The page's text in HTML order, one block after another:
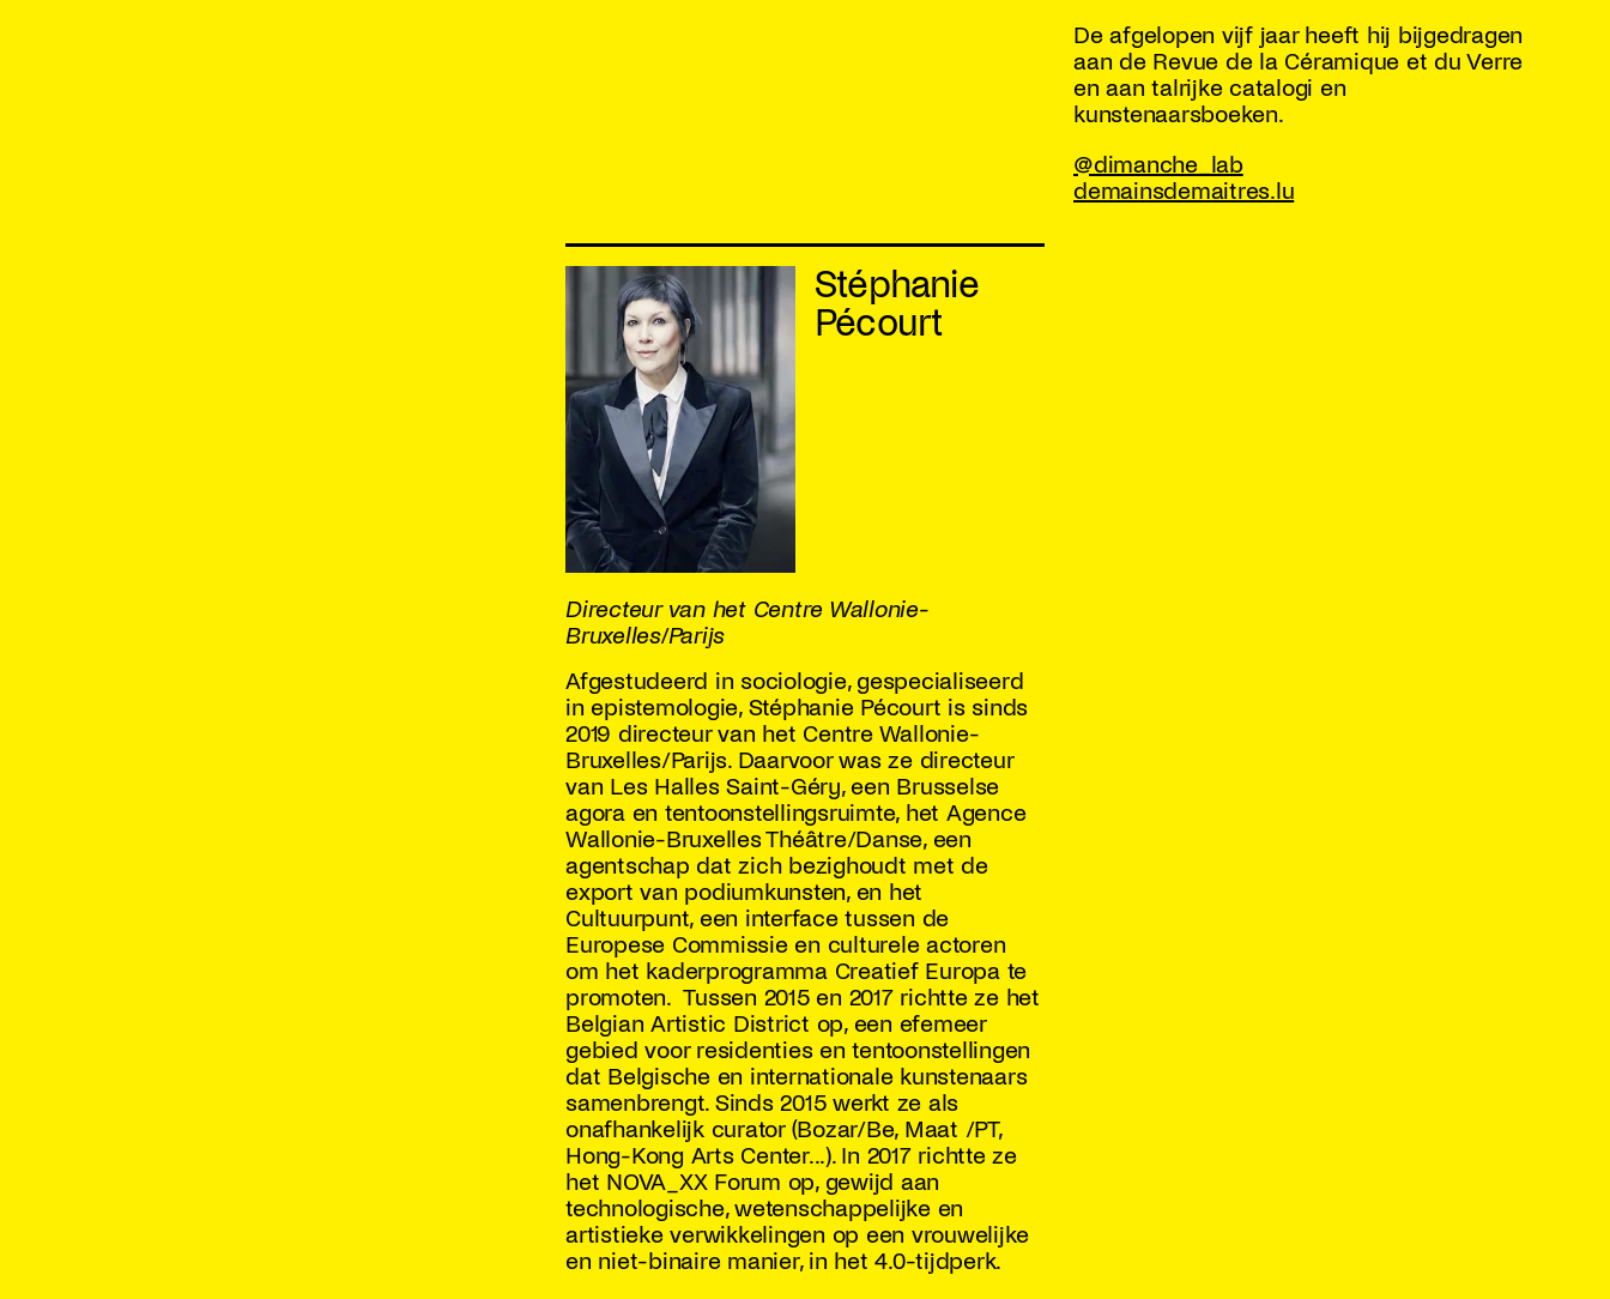
De afgelopen vijf jaar heeft hij bijgedragen
aan de Revue de la Céramique et du Verre
en aan talrijke catalogi en
kunstenaarsboeken.
@dimanche_lab
demainsdemaitres.lu
Stéphanie
Pécourt
Directeur van het Centre Wallonie-
Bruxelles/Parijs
Afgestudeerd in sociologie, gespecialiseerd
in epistemologie, Stéphanie Pécourt is sinds
2019 directeur van het Centre Wallonie-
Bruxelles/Parijs. Daarvoor was ze directeur
van Les Halles Saint-Géry, een Brusselse
agora en tentoonstellingsruimte, het Agence
Wallonie-Bruxelles Théâtre/Danse, een
agentschap dat zich bezighoudt met de
export van podiumkunsten, en het
Cultuurpunt, een interface tussen de
Europese Commissie en culturele actoren
om het kaderprogramma Creatief Europa te
promoten. Tussen 2015 en 2017 richtte ze het
Belgian Artistic District op, een efemeer
gebied voor residenties en tentoonstellingen
dat Belgische en internationale kunstenaars
samenbrengt. Sinds 2015 werkt ze als
onafhankelijk curator (Bozar/Be, Maat /PT,
Hong-Kong Arts Center...). In 2017 richtte ze
het NOVA_XX Forum op, gewijd aan
technologische, wetenschappelijke en
artistieke verwikkelingen op een vrouwelijke
en niet-binaire manier, in het 4.0-tijdperk.